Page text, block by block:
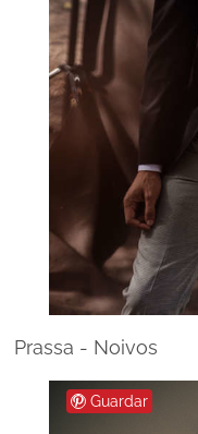
Prassa - Noivos
Guardar